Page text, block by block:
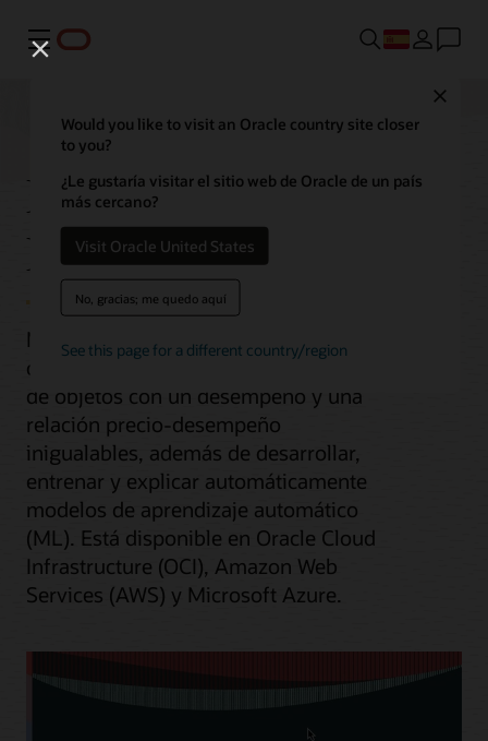
Menú
Would you like to visit an Oracle country site closer
to you?
¿Le gustaría visitar el sitio web de Oracle de un país
más cercano?
Visit Oracle United States
No, gracias; me quedo aquí
See this page for a different country/region
MySQL HeatWave
Lakehouse
MySQL HeatWave Lakehouse permite
consultar datos en el almacenamiento
de objetos con un desempeño y una
relación precio-desempeño
inigualables, además de desarrollar,
entrenar y explicar automáticamente
modelos de aprendizaje automático
(ML). Está disponible en Oracle Cloud
Infrastructure (OCI), Amazon Web
Services (AWS) y Microsoft Azure.